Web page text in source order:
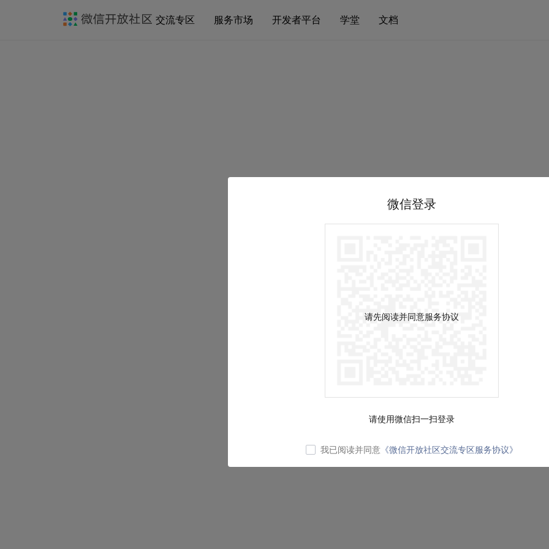
交流专区 服务市场 开发者平台 学堂 文档
微信登录
请先阅读并同意服务协议
请使用微信扫一扫登录
我已阅读并同意 《微信开放社区交流专区服务协议》